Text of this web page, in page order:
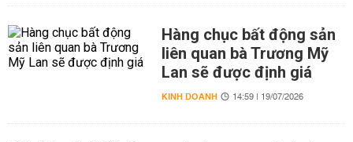
Hàng chục bất động sản
liên quan bà Trương Mỹ
Lan sẽ được định giá
KINH DOANH 14:59 | 19/07/2026